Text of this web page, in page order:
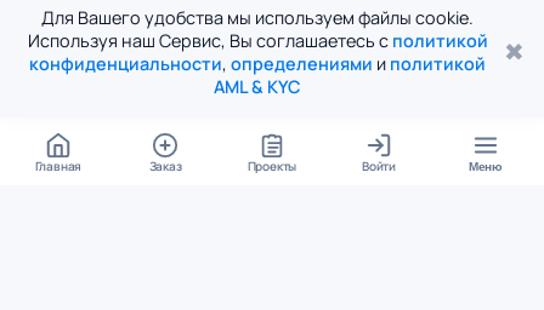
Для Вашего удобства мы используем файлы cookie.
Используя наш Сервис, Вы соглашаетесь с политикой
конфиденциальности, определениями и политикой
AML & KYC
✖
Главная Заказ Проекты Войти Меню